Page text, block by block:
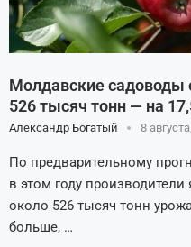
Молдавские
526 тысяч тонн — на
Александр Богатый 8
По предварительному
в этом году
около 526 тысяч тонн
больше, …